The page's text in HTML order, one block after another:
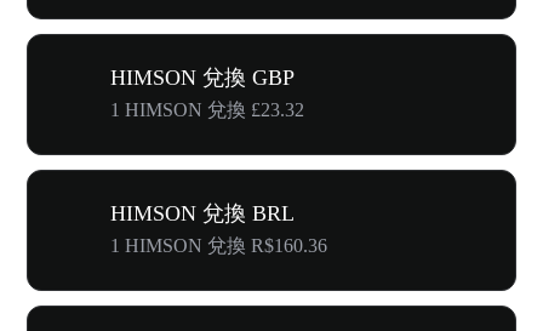
HIMSON 兌換 GBP
1 HIMSON 兌換 £23.32
HIMSON 兌換 BRL
1 HIMSON 兌換 R$160.36